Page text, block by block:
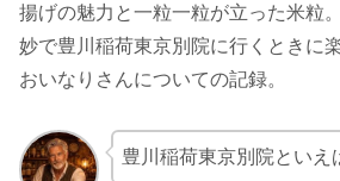
揚げの魅力と一粒一粒が立った米粒
妙で豊川稲荷東京別院に行くときに
おいなりさんについての記録。
豊川稲荷東京別院といえ